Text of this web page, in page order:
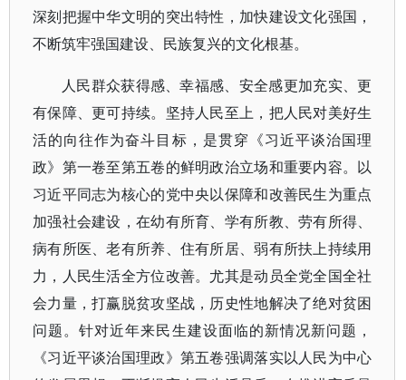
深刻把握中华文明的突出特性，加快建设文化强国，
不断筑牢强国建设、民族复兴的文化根基。
人民群众获得感、幸福感、安全感更加充实、更
有保障、更可持续。坚持人民至上，把人民对美好生
活的向往作为奋斗目标，是贯穿《习近平谈治国理
政》第一卷至第五卷的鲜明政治立场和重要内容。以
习近平同志为核心的党中央以保障和改善民生为重点
加强社会建设，在幼有所育、学有所教、劳有所得、
病有所医、老有所养、住有所居、弱有所扶上持续用
力，人民生活全方位改善。尤其是动员全党全国全社
会力量，打赢脱贫攻坚战，历史性地解决了绝对贫困
问题。针对近年来民生建设面临的新情况新问题，
《习近平谈治国理政》第五卷强调落实以人民为中心